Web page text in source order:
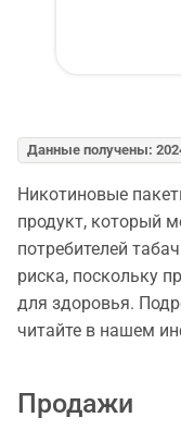
Данные получены:
Никотиновые
продукт, который
потребителей
риска, поскольку
для здоровья.
читайте в нашем
Продажи